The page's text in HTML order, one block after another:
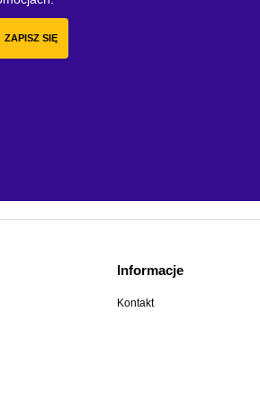
ZAPISZ SIĘ
Informacje
Kontakt